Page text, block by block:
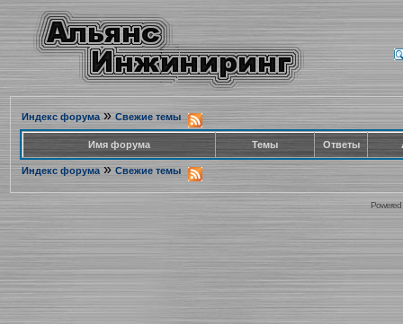
Индекс форума» Свежие темы
Имя форума Темы Ответы
Индекс форума » Свежие темы